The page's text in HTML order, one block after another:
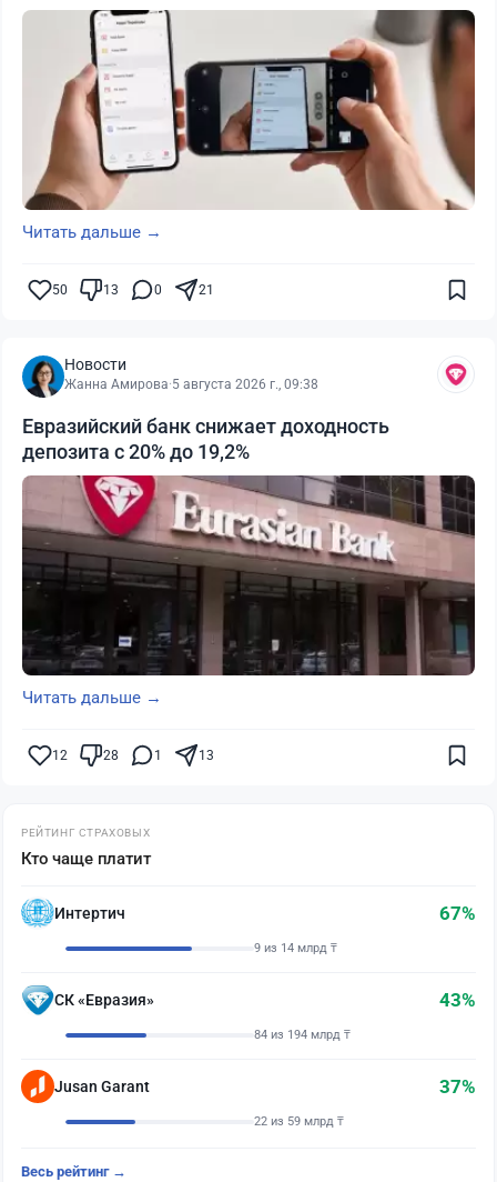
Читать дальше →
50 13 0 21
Новости
Жанна Амирова·5 августа 2026 г., 09:38
Евразийский банк снижает доходность
депозита с 20% до 19,2%
Читать дальше →
12 28 1 13
РЕЙТИНГ СТРАХОВЫХ
Кто чаще платит
Интертич 67%
9 из 14 млрд ₸
СК «Евразия» 43%
84 из 194 млрд ₸
Jusan Garant 37%
22 из 59 млрд ₸
Весь рейтинг →